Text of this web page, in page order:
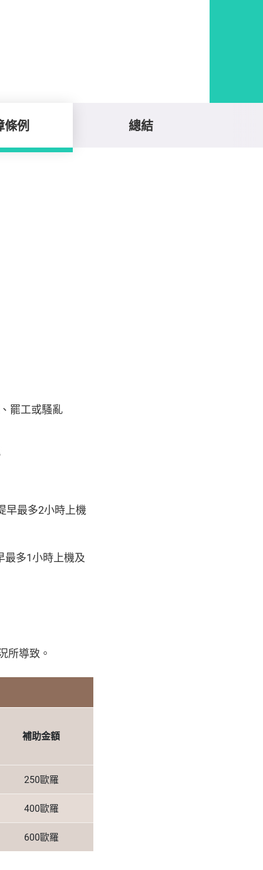
條例 總結
罷工或騷亂
早最多2小時上機
最多1小時上機及
所導致。
補助金額
250歐羅
400歐羅
600歐羅